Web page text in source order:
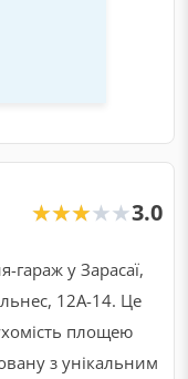
★★★★★
★★★★★3.0
у Зарасаї,
12А-14. Це
площею
з унікальним